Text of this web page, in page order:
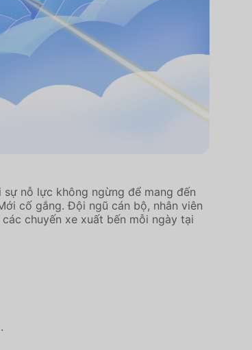
nỗ lực không ngừng để mang đến
cố gắng. Đội ngũ cán bộ, nhân viên
chuyến xe xuất bến mỗi ngày tại